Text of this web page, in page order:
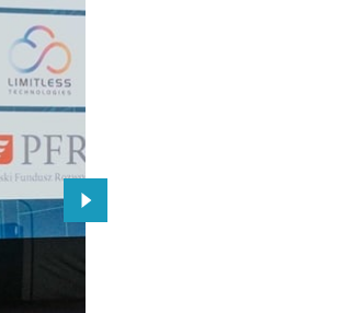
Przejdź do kolejnego zdjęcia.